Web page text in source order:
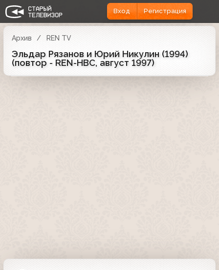
Вход Регистрация
Архив REN TV
Эльдар Рязанов и Юрий Никулин (1994)
(повтор - REN-НВС, август 1997)